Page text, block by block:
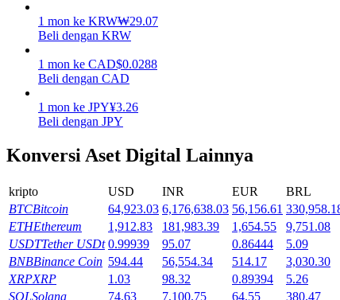
Dapatkan imbalan kompetitif setiap hari
1 mon ke KRW₩29.07
Beli dengan KRW
1 mon ke CAD$0.0288
Beli dengan CAD
1 mon ke JPY¥3.26
Beli dengan JPY
Konversi Aset Digital Lainnya
kripto USD INR EUR BRL
BTCBitcoin 64,923.03 6,176,638.03 56,156.61
ETHEthereum 1,912.83 181,983.39 1,654.55 9,751.08
USDTTether USDt 0.99939 95.07 0.86444 5.09
BNBBinance Coin 594.44 56,554.34 514.17 3,030.30
XRPXRP 1.03 98.32 0.89394 5.26
SOLSolana 74.63 7,100.75 64.55 380.47